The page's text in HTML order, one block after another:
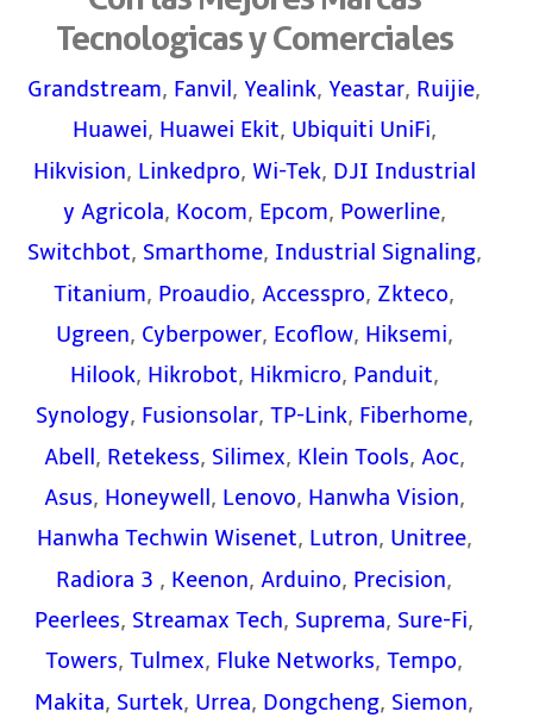
Tecnologicas y Comerciales
Grandstream, Fanvil,Yealink,Yeastar, Ruijie,
Huawei, Huawei Ekit, Ubiquiti UniFi,
Hikvision, Linkedpro, Wi-Tek, DJI Industrial
y Agricola, Kocom, Epcom, Powerline,
Switchbot, Smarthome, Industrial Signaling,
Titanium, Proaudio,Accesspro, Zkteco,
Ugreen, Cyberpower, Ecoflow, Hiksemi,
Hilook, Hikrobot, Hikmicro, Panduit,
Synology, Fusionsolar, TP-Link, Fiberhome,
Abell, Retekess, Silimex, Klein Tools, Aoc,
Asus, Honeywell, Lenovo, Hanwha Vision,
Hanwha Techwin Wisenet, Lutron, Unitree,
Radiora 3 , Keenon,Arduino, Precision,
Peerlees, Streamax Tech, Suprema, Sure-Fi,
Towers,Tulmex, Fluke Networks,Tempo,
Makita, Surtek, Urrea, Dongcheng, Siemon,